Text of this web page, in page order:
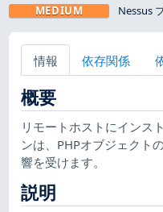
MEDIUM Nessus
情報 依存関係
概要
リモートホストにインス
ンは、PHPオブジェクト
響を受けます。
説明